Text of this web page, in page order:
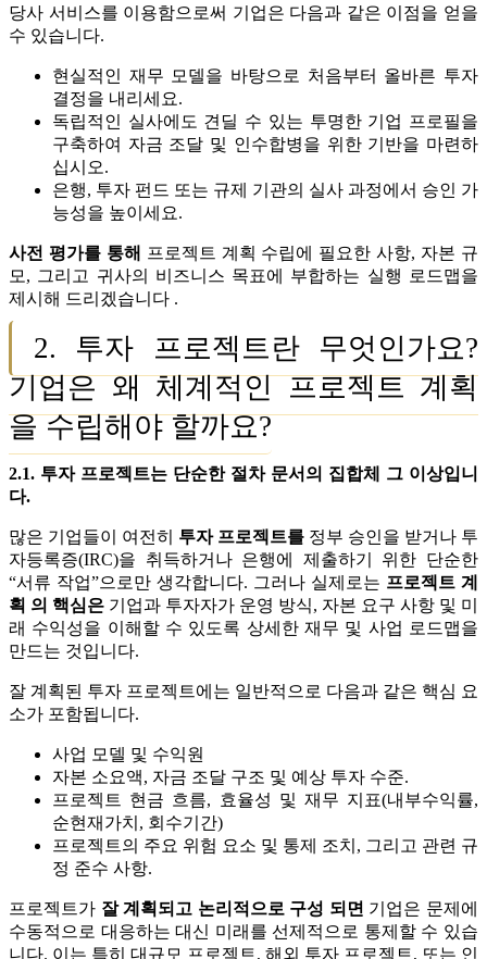
당사 서비스를 이용함으로써 기업은 다음과 같은 이점을 얻을
수 있습니다.
현실적인 재무 모델을 바탕으로 처음부터 올바른 투자
결정을 내리세요.
독립적인 실사에도 견딜 수 있는 투명한 기업 프로필을
구축하여 자금 조달 및 인수합병을 위한 기반을 마련하
십시오.
은행, 투자 펀드 또는 규제 기관의 실사 과정에서 승인 가
능성을 높이세요.
사전 평가를 통해 프로젝트 계획 수립에 필요한 사항, 자본 규
모, 그리고 귀사의 비즈니스 목표에 부합하는 실행 로드맵을
제시해 드리겠습니다 .
2. 투자 프로젝트란 무엇인가요?
기업은 왜 체계적인 프로젝트 계획
을 수립해야 할까요?
2.1. 투자 프로젝트는 단순한 절차 문서의 집합체 그 이상입니
다.
많은 기업들이 여전히 투자 프로젝트를 정부 승인을 받거나 투
자등록증(IRC)을 취득하거나 은행에 제출하기 위한 단순한
“서류 작업”으로만 생각합니다. 그러나 실제로는 프로젝트 계
획 의 핵심은 기업과 투자자가 운영 방식, 자본 요구 사항 및 미
래 수익성을 이해할 수 있도록 상세한 재무 및 사업 로드맵을
만드는 것입니다.
잘 계획된 투자 프로젝트에는 일반적으로 다음과 같은 핵심 요
소가 포함됩니다.
사업 모델 및 수익원
자본 소요액, 자금 조달 구조 및 예상 투자 수준.
프로젝트 현금 흐름, 효율성 및 재무 지표(내부수익률,
순현재가치, 회수기간)
프로젝트의 주요 위험 요소 및 통제 조치, 그리고 관련 규
정 준수 사항.
프로젝트가 잘 계획되고 논리적으로 구성 되면 기업은 문제에
수동적으로 대응하는 대신 미래를 선제적으로 통제할 수 있습
니다. 이는 특히 대규모 프로젝트, 해외 투자 프로젝트, 또는 인